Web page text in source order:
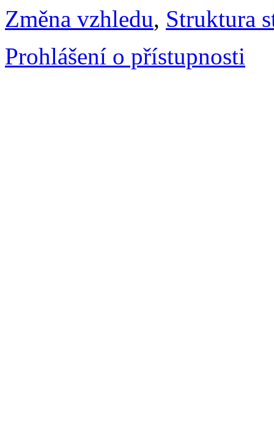
Změna vzhledu, Struktura
Prohlášení o přístupnosti